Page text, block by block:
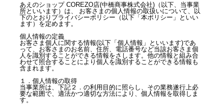
あえのショップ COREZO店(中橋商事株式会社)（以下、当事業
所といいます）は、 お客さまの個人情報の取扱いについて、以
下のとおりプライバシーポリシー（以下「本ポリシー」といい
ます）を定めます。
個人情報の定義
お客さま個人に関する情報(以下「個人情報」といいます)であ
って、お客さまのお名前、住所、電話番号など当該お客さま個
人を識別することができる情報をさします。他の情報と組み合
わせて照合することにより個人を識別することができる情報も
含まれます。
１．個人情報の取得
当事業所は、下記２．の利用目的に照らし、その業務遂行上必
要な範囲で、適法かつ適切な方法により、個人情報を取得しま
す。